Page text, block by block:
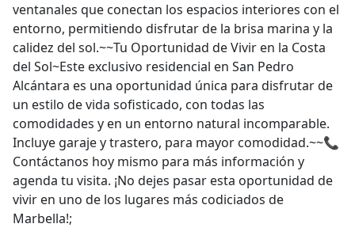
ventanales que conectan los espacios interiores con el
entorno, permitiendo disfrutar de la brisa marina y la
calidez del sol.~~Tu Oportunidad de Vivir en la Costa
del Sol~Este exclusivo residencial en San Pedro
Alcántara es una oportunidad única para disfrutar de
un estilo de vida sofisticado, con todas las
comodidades y en un entorno natural incomparable.
Incluye garaje y trastero, para mayor comodidad.~~📞
Contáctanos hoy mismo para más información y
agenda tu visita. ¡No dejes pasar esta oportunidad de
vivir en uno de los lugares más codiciados de
Marbella!;